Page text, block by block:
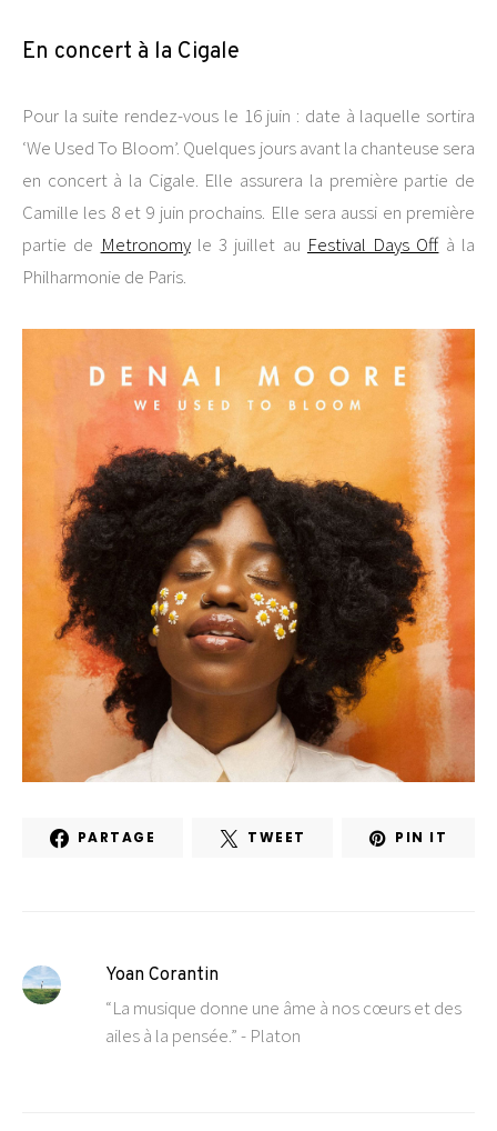
En concert à la Cigale
Pour la suite rendez-vous le 16 juin : date à laquelle sortira
‘We Used To Bloom’. Quelques jours avant la chanteuse sera
en concert à la Cigale. Elle assurera la première partie de
Camille les 8 et 9 juin prochains. Elle sera aussi en première
partie de Metronomyle 3 juillet au Festival Days Offà la
Philharmonie de Paris.
PARTAGE TWEET PIN IT
Yoan Corantin
“La musique donne une âme à nos cœurs et des
ailes à la pensée.” - Platon